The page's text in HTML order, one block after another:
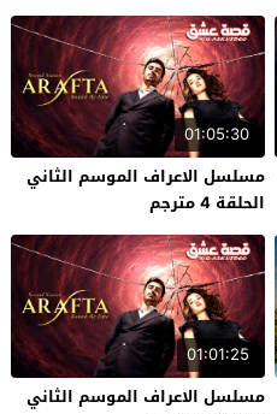
01:05:30
مسلسل الاعراف الموسم الثاني
الحلقة 4 مترجم
01:01:25
مسلسل الاعراف الموسم الثاني